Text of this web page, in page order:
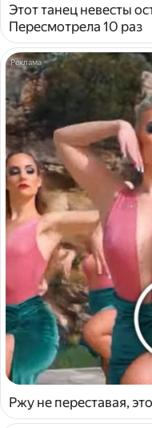
Этот танец невесты
Пересмотрела 10 раз
Ржу не переставая,